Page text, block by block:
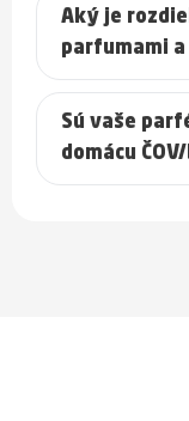
Aký je
parfumami a
Sú vaše
domácu